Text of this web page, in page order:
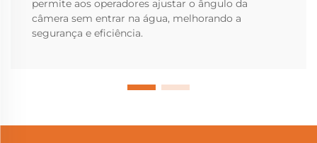
permite aos operadores ajustar o ângulo da
câmera sem entrar na água, melhorando a
segurança e eficiência.